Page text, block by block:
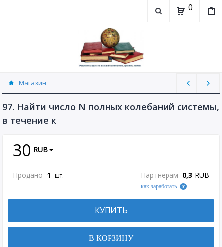
0
Магазин
Физика, химия (рассылаю Doc+PDF) (8689)
97. Найти число N полных колебаний системы,
в течение к
30 RUB
Продано 1 шт. Партнерам 0,3 RUB
как заработать
КУПИТЬ
В КОРЗИНУ